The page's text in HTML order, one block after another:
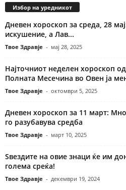
Избор на уредникот
Дневен хороскоп за среда, 28
искушение, а Лав...
Твое Здравје - мај 28, 2025
Најточниот неделен хороскоп
Полната Месечина во Овен ја
Твое Здравје - октомври 5, 2025
Дневен хороскоп за 11 март:
го разубавува средба
Твое Здравје - март 10, 2025
Ѕвездите на овие знаци ќе им
голема среќа!
Твое Здравје - декември 19, 2024